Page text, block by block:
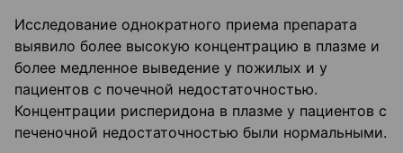
Исследование однократного приема препарата
выявило более высокую концентрацию в плазме и
более медленное выведение у пожилых и у
пациентов с почечной недостаточностью.
Концентрации рисперидона в плазме у пациентов с
печеночной недостаточностью были нормальными.